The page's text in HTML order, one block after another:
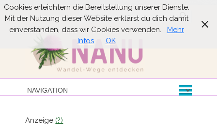
Suche
Anzeige (?)
Cookies erleichtern die Bereitstellung unserer Dienste.
Mit der Nutzung dieser Website erklärst du dich damit
einverstanden, dass wir Cookies verwenden.
Mehr
Infos
OK